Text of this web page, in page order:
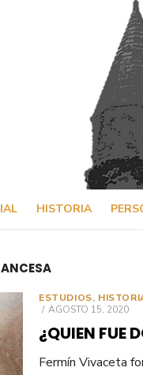
HISTORIA
ESTUDIOS,
PUBLICADO
AGOSTO 15, 2020
¿QUIEN FUE
Fermín Vivaceta